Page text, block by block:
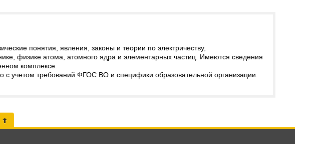
понятия, явления, законы и теории по электричеству,
физике атома, атомного ядра и элементарных частиц. Имеются сведения
комплексе.
с учетом требований ФГОС ВО и специфики образовательной организации.